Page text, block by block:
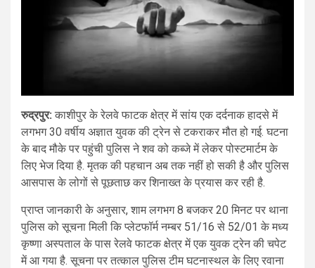
रुद्रपुर: काशीपुर के रेलवे फाटक क्षेत्र में सांय एक दर्दनाक हादसे में
लगभग 30 वर्षीय अज्ञात युवक की ट्रेन से टकराकर मौत हो गई. घटना
के बाद मौके पर पहुंची पुलिस ने शव को कब्जे में लेकर पोस्टमार्टम के
लिए भेज दिया है. मृतक की पहचान अब तक नहीं हो सकी है और पुलिस
आसपास के लोगों से पूछताछ कर शिनाख्त के प्रयास कर रही है.
प्राप्त जानकारी के अनुसार, शाम लगभग 8 बजकर 20 मिनट पर थाना
पुलिस को सूचना मिली कि प्लेटफॉर्म नम्बर 51/16 से 52/01 के मध्य
कृष्णा अस्पताल के पास रेलवे फाटक क्षेत्र में एक युवक ट्रेन की चपेट
में आ गया है. सूचना पर तत्काल पुलिस टीम घटनास्थल के लिए रवाना